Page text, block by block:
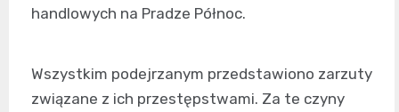
handlowych na Pradze Północ.
Wszystkim podejrzanym przedstawiono zarzuty
związane z ich przestępstwami. Za te czyny